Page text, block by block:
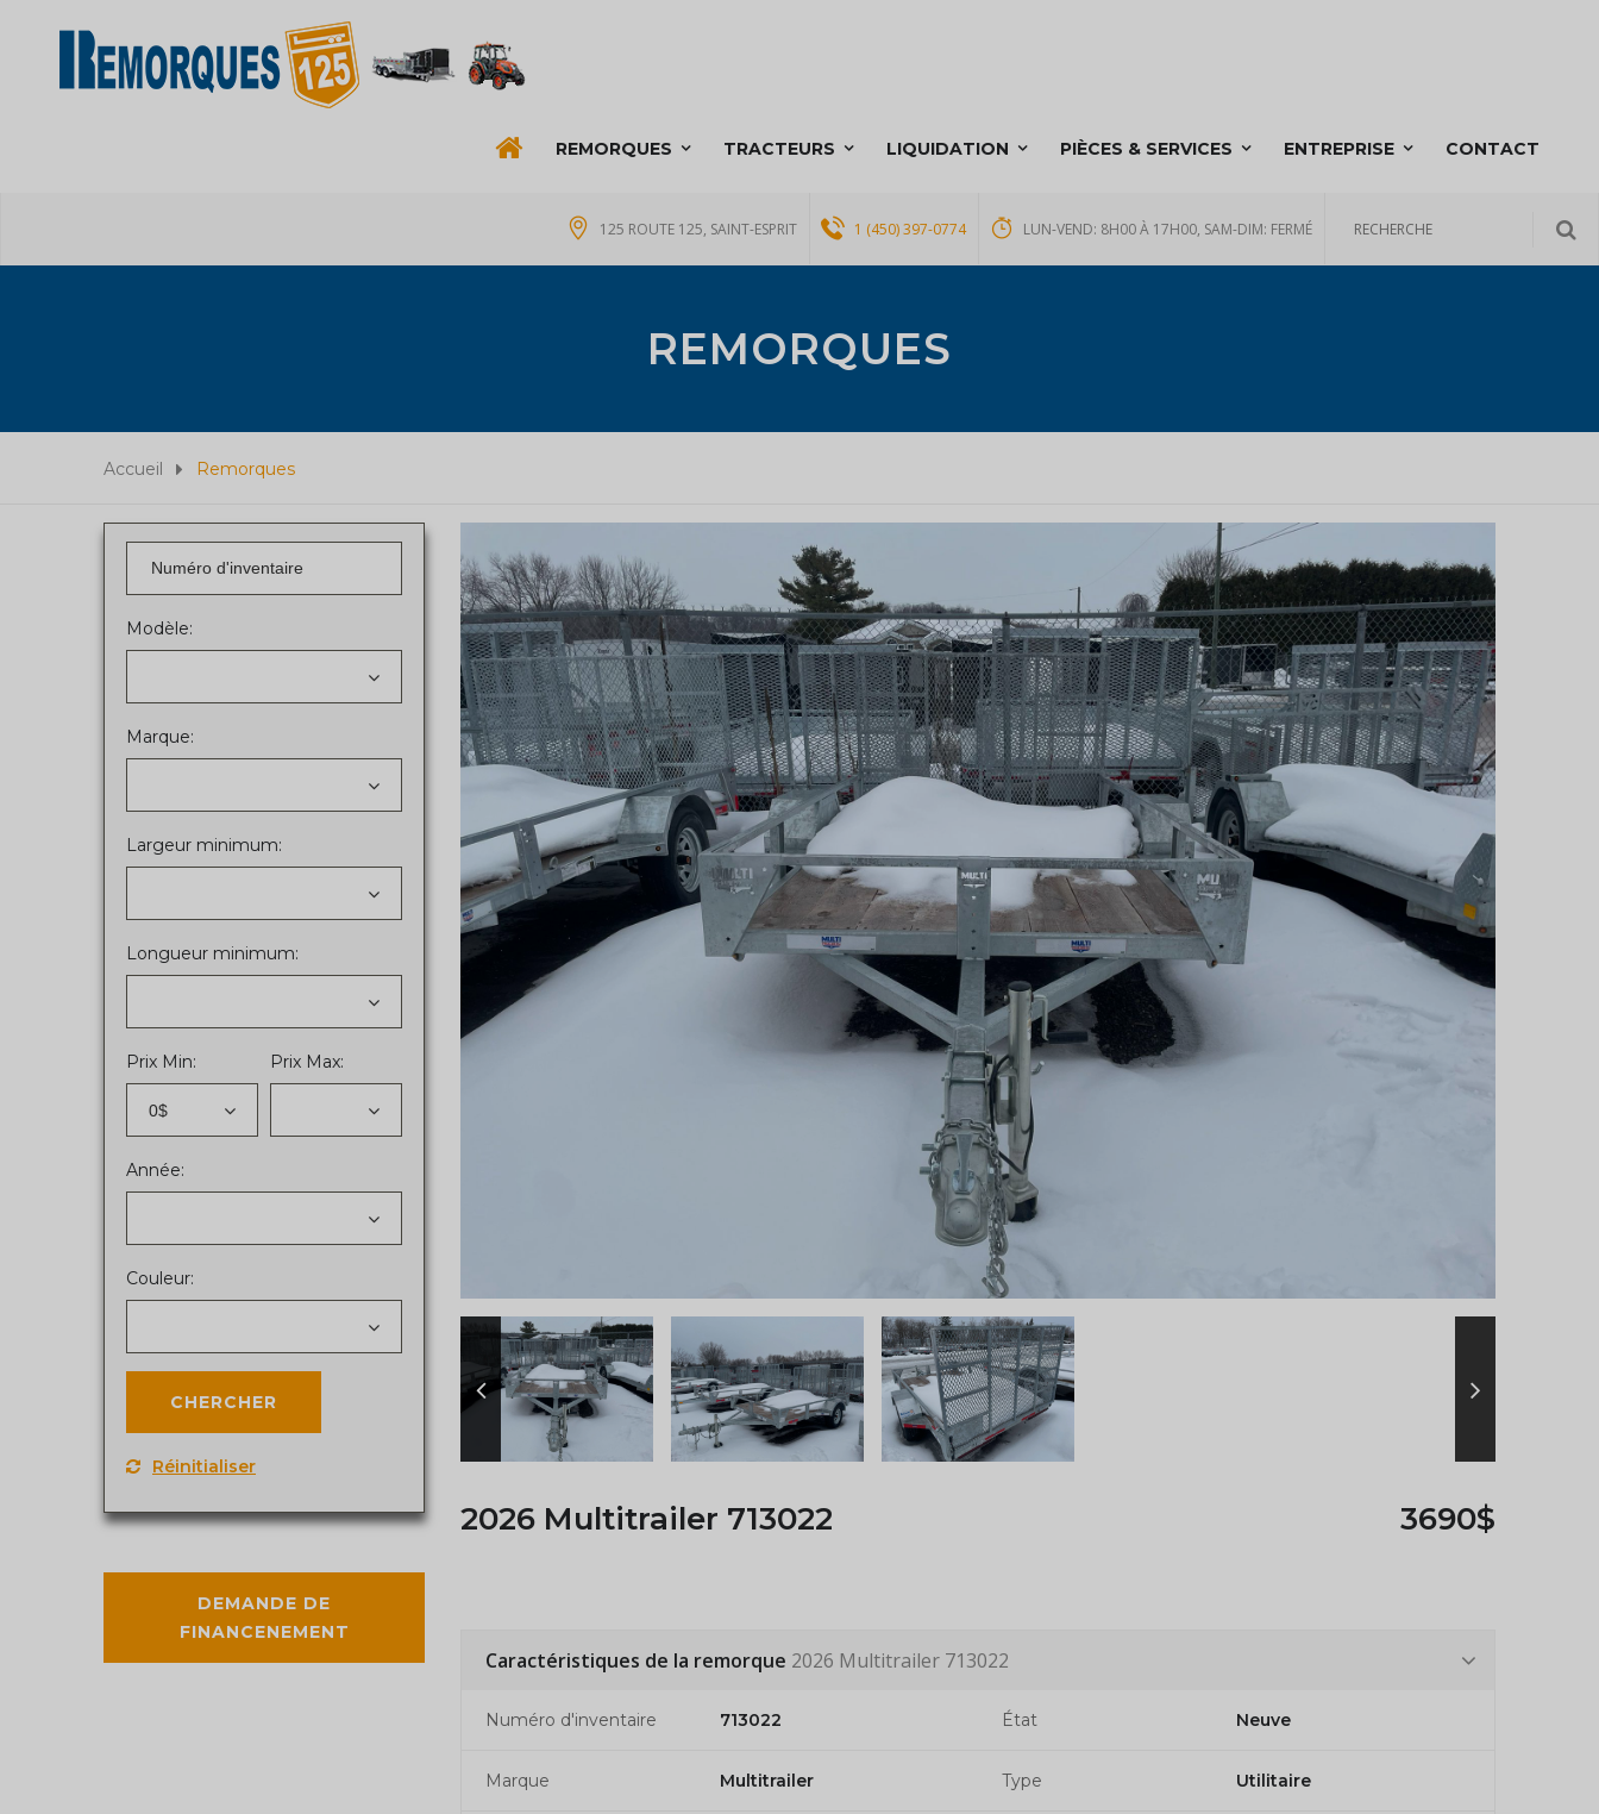
REMORQUES TRACTEURS LIQUIDATION PIÈCES & SERVICES ENTREPRISE CONTACT
125 ROUTE 125, SAINT-ESPRIT 1 (450) 397-0774 LUN-VEND: 8H00 À 17H00, SAM-DIM: FERMÉ
REMORQUES
Accueil Remorques
Modèle:
Marque:
Largeur minimum:
Longueur minimum:
Prix Min:
0$
Prix Max:
Année:
Couleur:
Réinitialiser
DEMANDE DE
FINANCENEMENT
2026 Multitrailer 713022 3690$
Caractéristiques de la remorque 2026 Multitrailer 713022
Numéro d'inventaire 713022
Marque Multitrailer
État Neuve
Type Utilitaire